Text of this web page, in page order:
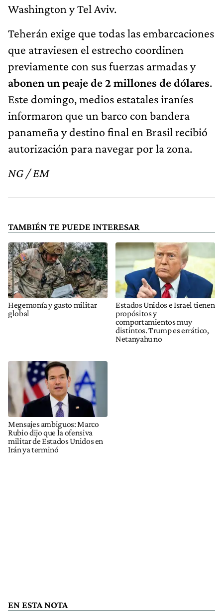
Washington y Tel Aviv.
Teherán exige que todas las embarcaciones
que atraviesen el estrecho coordinen
previamente con sus fuerzas armadas y
abonen un peaje de 2 millones de dólares.
Este domingo, medios estatales iraníes
informaron que un barco con bandera
panameña y destino final en Brasil recibió
autorización para navegar por la zona.
NG / EM
TAMBIÉN TE PUEDE INTERESAR
Hegemonía y gasto militar
global
Estados Unidos e Israel tienen
propósitos y
comportamientos muy
distintos. Trump es errático,
Netanyahu no
Mensajes ambiguos: Marco
Rubio dijo que la ofensiva
militar de Estados Unidos en
Irán ya terminó
EN ESTA NOTA